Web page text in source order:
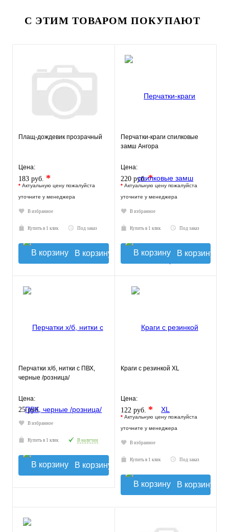
С ЭТИМ ТОВАРОМ ПОКУПАЮТ
Плащ-дождевик прозрачный
Цена:
183 руб. *
* Актуальную цену пожалуйста
уточните у менеджера
В избранное
Купить в 1 клик Под заказ
В корзину
Перчатки-краги спилковые
замш Ангора
Цена:
220 руб.*
* Актуальную цену пожалуйста
уточните у менеджера
В избранное
Купить в 1 клик Под заказ
В корзину
Перчатки х/б, нитки с ПВХ,
черные /розница/
Цена:
25 руб.
В избранное
Купить в 1 клик В наличии
В корзину
Краги с резинкой XL
Цена:
122 руб. *
* Актуальную цену пожалуйста
уточните у менеджера
В избранное
Купить в 1 клик Под заказ
В корзину